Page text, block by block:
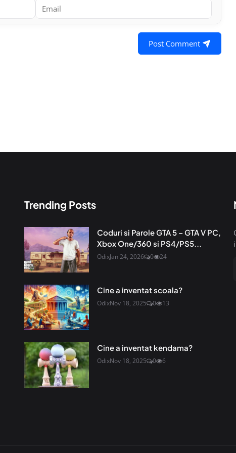
Post Comment
Trending Posts
Coduri si Parole GTA 5 – GTA V PC,
Xbox One/360 si PS4/PS5...
OdixJan 24, 2026 0 24
Cine a inventat scoala?
OdixNov 18, 2025 0 13
Cine a inventat kendama?
OdixNov 18, 2025 0 6